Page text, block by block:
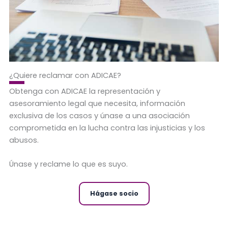
¿Quiere reclamar con ADICAE?
Obtenga con ADICAE la representación y
asesoramiento legal que necesita, información
exclusiva de los casos y únase a una asociación
comprometida en la lucha contra las injusticias y los
abusos.
Únase y reclame lo que es suyo.
Hágase socio